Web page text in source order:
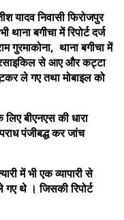
निवासी फिरोजपुर
बगीचा में रिपोर्ट दर्ज
गुरमाकोना, थाना बगीचा में
से आए और कट्टा
ले गए तथा मोबाइल को
बीएनएस की धारा
पंजीबद्ध कर जांच
भी एक व्यापारी से
थे । जिसकी रिपोर्ट